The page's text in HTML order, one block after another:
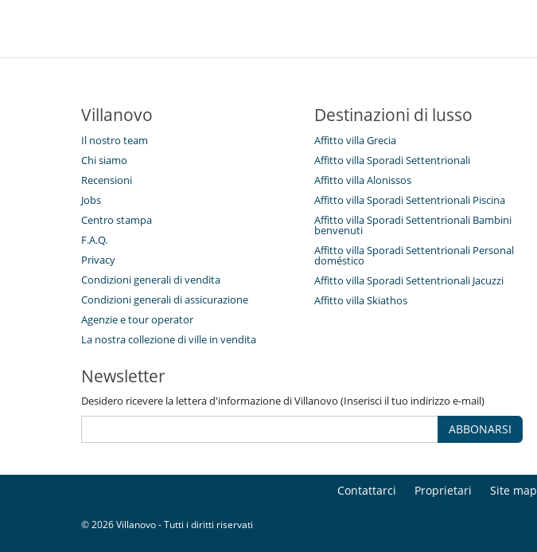
Villanovo
Il nostro team
Chi siamo
Recensioni
Jobs
Centro stampa
F.A.Q.
Privacy
Condizioni generali di vendita
Condizioni generali di assicurazione
Agenzie e tour operator
La nostra collezione di ville in vendita
Destinazioni di lusso
Affitto villa Grecia
Affitto villa Sporadi Settentrionali
Affitto villa Alonissos
Affitto villa Sporadi Settentrionali Piscina
Affitto villa Sporadi Settentrionali Bambini
benvenuti
Affitto villa Sporadi Settentrionali Personal
doméstico
Affitto villa Sporadi Settentrionali Jacuzzi
Affitto villa Skiathos
Newsletter
Desidero ricevere la lettera d'informazione di Villanovo (Inserisci il tuo indirizzo e-mail)
ABBONARSI
Contattarci Proprietari Site map
© 2026 Villanovo - Tutti i diritti riservati